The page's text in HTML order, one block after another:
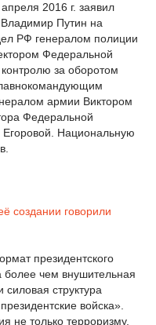
2016 г. заявил
Путин на
РФ генералом полиции
Федеральной
за оборотом
армии Виктором
Федеральной
Национальную
создании говорили
президентского
более чем внушительная
структура
войска».
не только терроризму,